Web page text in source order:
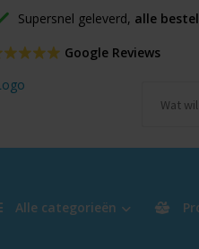
Supersnel geleverd, alle
Google Reviews
Alle categorieën